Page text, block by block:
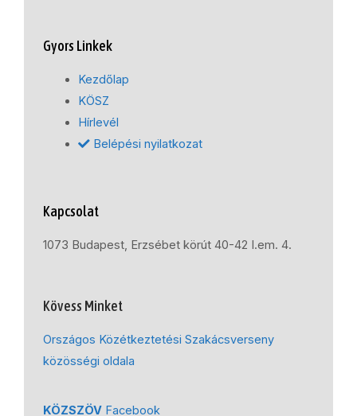
Gyors Linkek
Kezdőlap
KÖSZ
Hírlevél
Belépési nyilatkozat
Kapcsolat
1073 Budapest, Erzsébet körút 40-42 I.em. 4.
Kövess Minket
Országos Közétkeztetési Szakácsverseny
közösségi oldala
KÖZSZÖV Facebook